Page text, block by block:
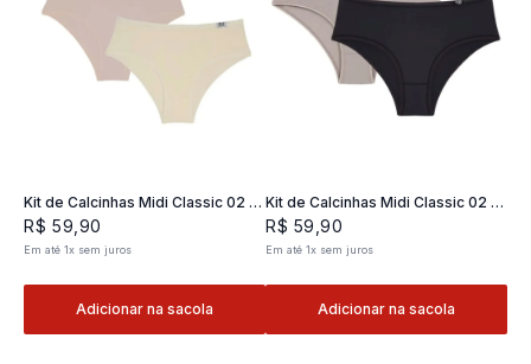
Kit de Calcinhas Midi Classic 02 -
2 und
R$ 59 90
Em até1x sem juros
Adicionar na sacola
Kit de Calcinhas Midi Classic 02 -
2 und
R$ 59 ,90
Em até 1x sem juros
Adicionar na sacola